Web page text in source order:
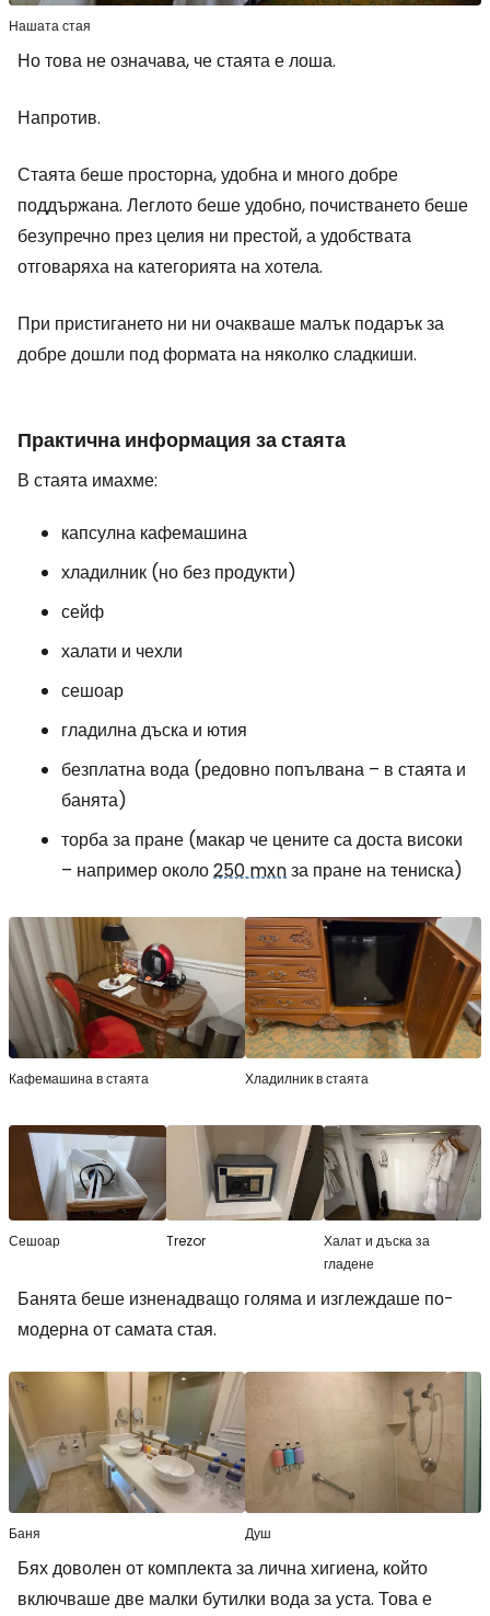
Нашата стая
Но това не означава, че стаята е лоша.
Напротив.
Стаята беше просторна, удобна и много добре
поддържана. Леглото беше удобно, почистването беше
безупречно през целия ни престой, а удобствата
отговаряха на категорията на хотела.
При пристигането ни ни очакваше малък подарък за
добре дошли под формата на няколко сладкиши.
Практична информация за стаята
В стаята имахме:
капсулна кафемашина
хладилник (но без продукти)
сейф
халати и чехли
сешоар
гладилна дъска и ютия
безплатна вода (редовно попълвана – в стаята и
банята)
торба за пране (макар че цените са доста високи
– например около250 mxnза пране на тениска)
Кафемашина в стаята Хладилник в стаята
Сешоар Trezor
Халат и дъска за
гладене
Банята беше изненадващо голяма и изглеждаше по-
модерна от самата стая.
Баня Душ
Бях доволен от комплекта за лична хигиена, който
включваше две малки бутилки вода за уста. Това е